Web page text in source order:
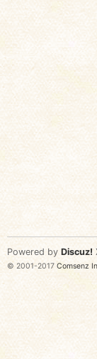
Powered by Discuz!
© 2001-2017 Comsenz